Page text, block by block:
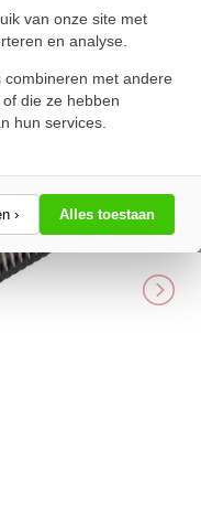
van onze site met
en analyse.
met andere
die ze hebben
hun services.
› Alles toestaan